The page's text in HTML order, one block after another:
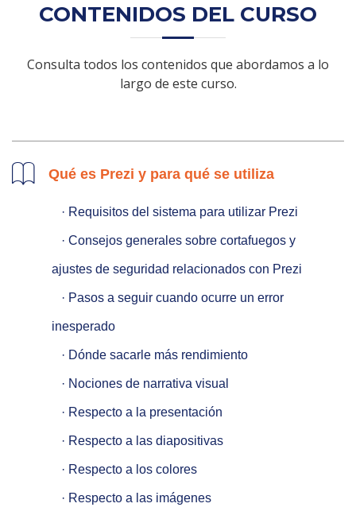
CONTENIDOS DEL CURSO
Consulta todos los contenidos que abordamos a lo
largo de este curso.
Qué es Prezi y para qué se utiliza
ajustes de seguridad relacionados con Prezi
inesperado